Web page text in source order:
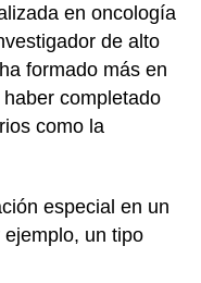
en oncología
de alto
formado más en
completado
como la
especial en un
un tipo